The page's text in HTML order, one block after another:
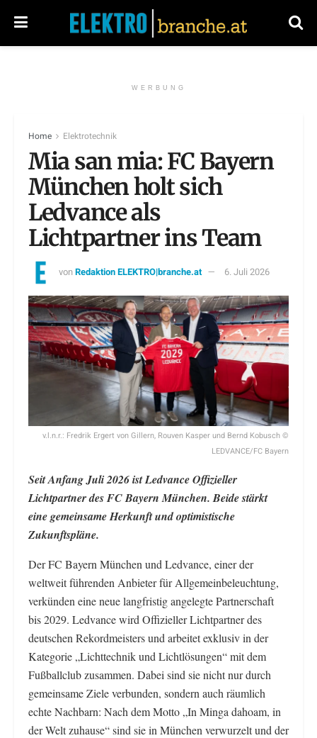
WERBUNG
Home Elektrotechnik
Mia san mia: FC Bayern
München holt sich
Ledvance als
Lichtpartner ins Team
vonRedaktion ELEKTRO|branche.at 6. Juli 2026
v.l.n.r.: Fredrik Ergert von Gillern, Rouven Kasper und Bernd Kobusch ©
LEDVANCE/FC Bayern
Seit Anfang Juli 2026 ist Ledvance Offizieller
Lichtpartner des FC Bayern München. Beide stärkt
eine gemeinsame Herkunft und optimistische
Zukunftspläne.
Der FC Bayern München und Ledvance, einer der
weltweit führenden Anbieter für Allgemeinbeleuchtung,
verkünden eine neue langfristig angelegte Partnerschaft
bis 2029. Ledvance wird Offizieller Lichtpartner des
deutschen Rekordmeisters und arbeitet exklusiv in der
Kategorie „Lichttechnik und Lichtlösungen“ mit dem
Fußballclub zusammen. Dabei sind sie nicht nur durch
gemeinsame Ziele verbunden, sondern auch räumlich
echte Nachbarn: Nach dem Motto „In Minga dahoam, in
der Welt zuhause“ sind sie in München verwurzelt und der